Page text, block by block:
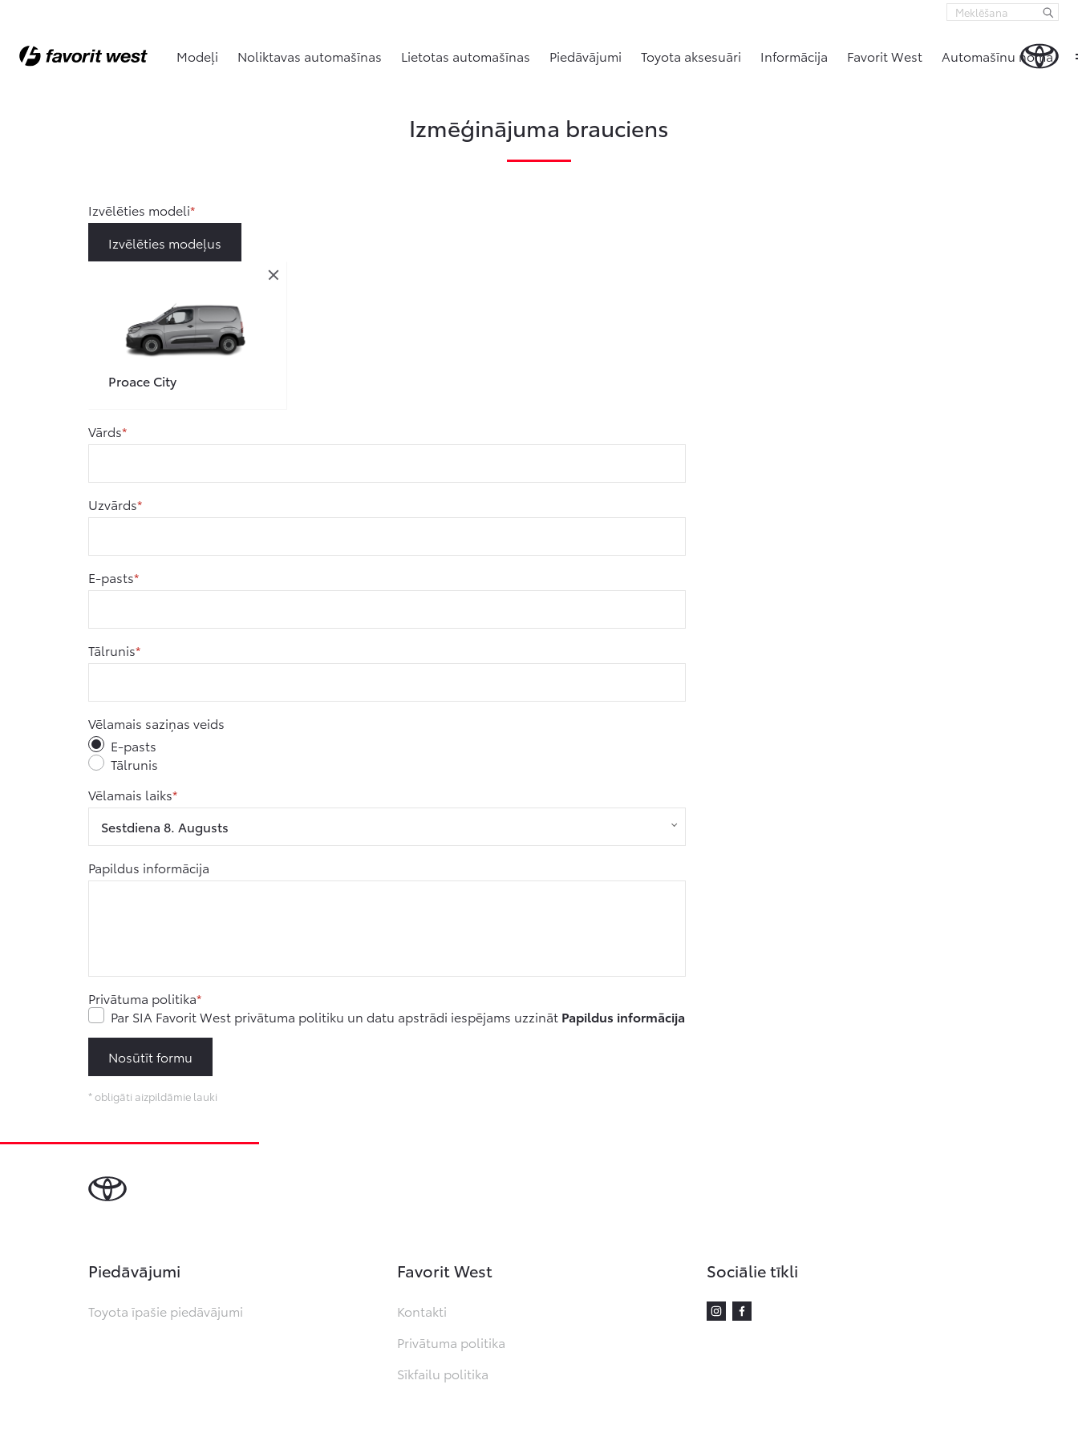
Modeļi Noliktavas automašīnas Lietotas automašīnas Piedāvājumi Toyota aksesuāri Informācija Favorit West Automašīnu noma
Izmēģinājuma brauciens
Izvēlēties modeli
Izvēlēties modeļus
Proace City
Vārds
Uzvārds
E-pasts
Tālrunis
Vēlamais saziņas veids
E-pasts
Tālrunis
Vēlamais laiks
Sestdiena 8. Augusts
Papildus informācija
Privātuma politika
Par SIA Favorit West privātuma politiku un datu apstrādi iespējams uzzināt Papildus informācija
Nosūtīt formu
* obligāti aizpildāmie lauki
Piedāvājumi
Toyota īpašie piedāvājumi
Favorit West
Kontakti
Privātuma politika
Sīkfailu politika
Sociālie tīkli
Instagram
Facebook